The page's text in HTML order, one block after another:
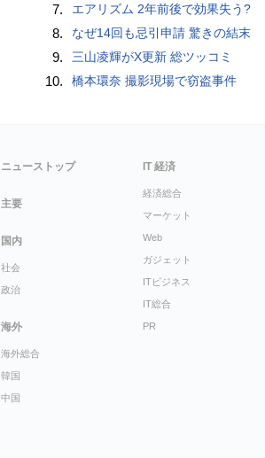
7. エアリズム 2年前後で効果失う?
8. なぜ14回も忌引申請 驚きの結末
9. 三山凌輝がX更新 総ツッコミ
10. 橋本環奈 撮影現場で窃盗事件
ニューストップ
主要
国内
社会
政治
海外
海外総合
韓国
中国
IT 経済
経済総合
マーケット
Web
ガジェット
ITビジネス
IT総合
PR